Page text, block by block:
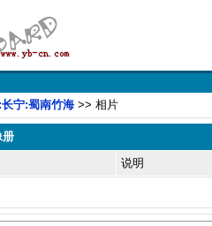
宁:蜀南竹海>> 相片
说明